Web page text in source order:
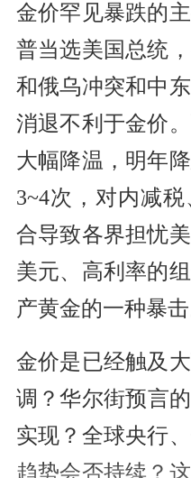
金价罕见暴跌的
普当选美国总统
和俄乌冲突和中
消退不利于金价
大幅降温，明年
3~4次，对内减
合导致各界担忧
美元、高利率的
产黄金的一种暴击
金价是已经触及
调？华尔街预言
实现？全球央行
趋势会否持续？